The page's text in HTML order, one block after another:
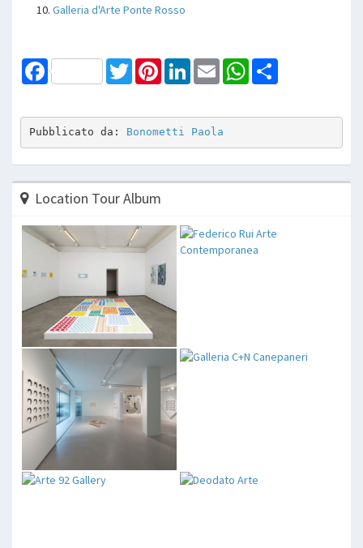
Galleria d'Arte Ponte Rosso
Facebook TwitterPinterestLinkedInEmail WhatsApp
Pubblicato da: Bonometti Paola
Location Tour Album